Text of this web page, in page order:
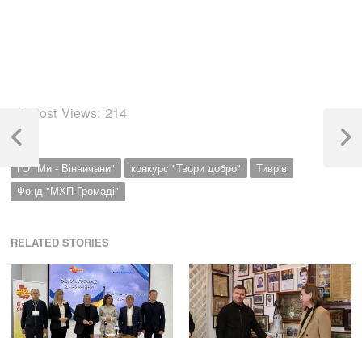
Post Views: 214
ГО "Ми - Вінничани" конкурс "Твори добро"
Тиврів
Фонд "МХП-Громаді"
RELATED STORIES
Навігація
записів
Previous
Next